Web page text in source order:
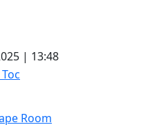
| 13:48
Room